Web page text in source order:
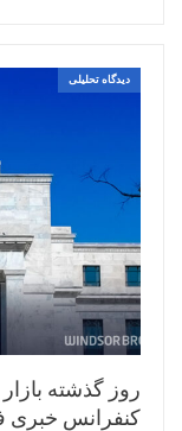
دیدگاه تحلیلی
روز گذشته بازار
کنفرانس خبری